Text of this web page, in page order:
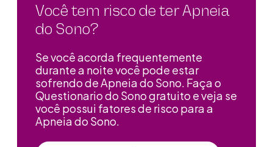
Você tem risco de ter Apneia
do Sono?
Se você acorda frequentemente
durante a noite você pode estar
sofrendo de Apneia do Sono. Faça o
Questionario do Sono gratuito e veja se
você possui fatores de risco para a
Apneia do Sono.